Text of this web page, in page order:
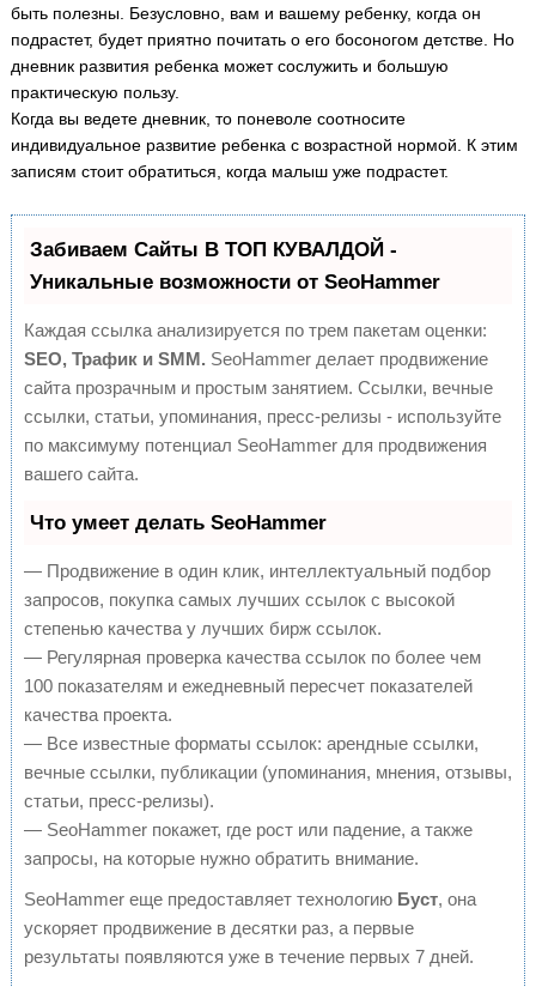
быть полезны. Безусловно, вам и вашему ребенку, когда он
подрастет, будет приятно почитать о его босоногом детстве. Но
дневник развития ребенка может сослужить и большую
практическую пользу.
Когда вы ведете дневник, то поневоле соотносите
индивидуальное развитие ребенка с возрастной нормой. К этим
записям стоит обратиться, когда малыш уже подрастет.
Забиваем Сайты В ТОП КУВАЛДОЙ -
Уникальные возможности от SeoHammer
Каждая ссылка анализируется по трем пакетам оценки:
SEO, Трафик и SMM. SeoHammer делает продвижение
сайта прозрачным и простым занятием. Ссылки, вечные
ссылки, статьи, упоминания, пресс-релизы - используйте
по максимуму потенциал SeoHammer для продвижения
вашего сайта.
Что умеет делать SeoHammer
— Продвижение в один клик, интеллектуальный подбор
запросов, покупка самых лучших ссылок с высокой
степенью качества у лучших бирж ссылок.
— Регулярная проверка качества ссылок по более чем
100 показателям и ежедневный пересчет показателей
качества проекта.
— Все известные форматы ссылок: арендные ссылки,
вечные ссылки, публикации (упоминания, мнения, отзывы,
статьи, пресс-релизы).
— SeoHammer покажет, где рост или падение, а также
запросы, на которые нужно обратить внимание.
SeoHammer еще предоставляет технологию Буст, она
ускоряет продвижение в десятки раз, а первые
результаты появляются уже в течение первых 7 дней.